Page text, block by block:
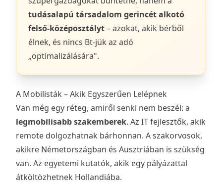
tudásalapú társadalom gerincét alkotó
felső-középosztályt– azokat, akik bérből
élnek, és nincs Bt-jük az adó
„optimalizálására".
A Mobilisták – Akik Egyszerűen Lelépnek
Van még egy réteg, amiről senki nem beszél: a
legmobilisabb szakemberek. Az IT fejlesztők, akik
remote dolgozhatnak bárhonnan. A szakorvosok,
akikre Németországban és Ausztriában is szükség
van. Az egyetemi kutatók, akik egy pályázattal
átköltözhetnek Hollandiába.